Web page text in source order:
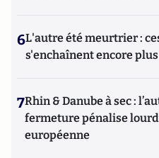
6L'autre été meurtrier :
s'enchaînent encore
7Rhin & Danube à sec :
fermeture pénalise
européenne